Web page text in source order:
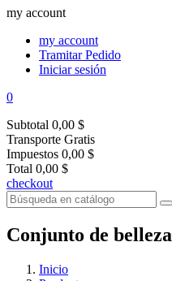
my account
my account
Tramitar Pedido
Iniciar sesión
0
Subtotal 0,00 $
Transporte Gratis
Impuestos 0,00 $
Total 0,00 $
checkout
Conjunto de belleza
Inicio